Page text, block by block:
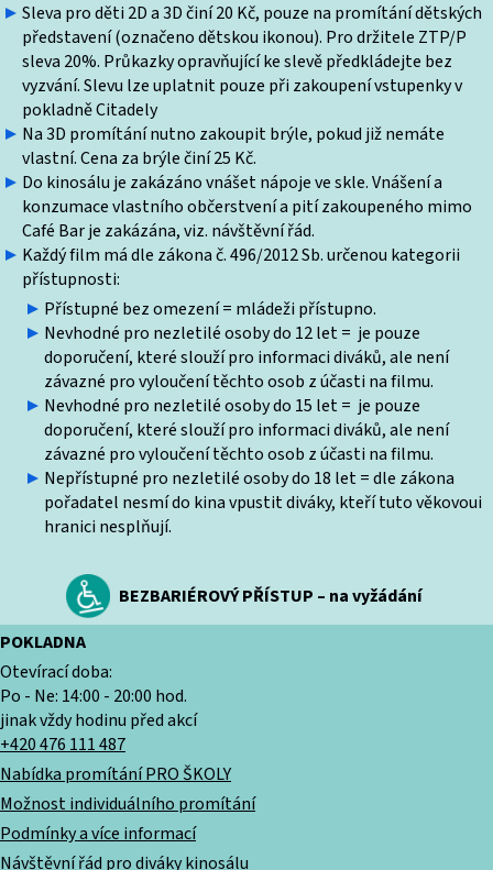
Sleva pro děti 2D a 3D činí 20 Kč, pouze na promítání dětských
představení (označeno dětskou ikonou). Pro držitele ZTP/P
sleva 20%. Průkazky opravňující ke slevě předkládejte bez
vyzvání. Slevu lze uplatnit pouze při zakoupení vstupenky v
pokladně Citadely
Na 3D promítání nutno zakoupit brýle, pokud již nemáte
vlastní. Cena za brýle činí 25 Kč.
Do kinosálu je zakázáno vnášet nápoje ve skle. Vnášení a
konzumace vlastního občerstvení a pití zakoupeného mimo
Café Bar je zakázána, viz. návštěvní řád.
Každý film má dle zákona č. 496/2012 Sb. určenou kategorii
přístupnosti:
Přístupné bez omezení = mládeži přístupno.
Nevhodné pro nezletilé osoby do 12 let = je pouze
doporučení, které slouží pro informaci diváků, ale není
závazné pro vyloučení těchto osob z účasti na filmu.
Nevhodné pro nezletilé osoby do 15 let = je pouze
doporučení, které slouží pro informaci diváků, ale není
závazné pro vyloučení těchto osob z účasti na filmu.
Nepřístupné pro nezletilé osoby do 18 let = dle zákona
pořadatel nesmí do kina vpustit diváky, kteří tuto věkovoui
hranici nesplňují.
BEZBARIÉROVÝ PŘÍSTUP – na vyžádání
POKLADNA
Otevírací doba:
Po - Ne: 14:00 - 20:00 hod.
jinak vždy hodinu před akcí
+420 476 111 487
Nabídka promítání PRO ŠKOLY
Možnost individuálního promítání
Podmínky a více informací
Návštěvní řád pro diváky kinosálu